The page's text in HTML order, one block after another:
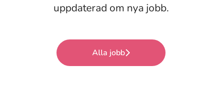
uppdaterad om nya jobb.
Alla jobb